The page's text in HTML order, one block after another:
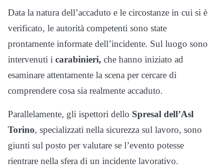
Data la natura dell’accaduto e le circostanze in cui si è
verificato, le autorità competenti sono state
prontamente informate dell’incidente. Sul luogo sono
intervenuti i carabinieri, che hanno iniziato ad
esaminare attentamente la scena per cercare di
comprendere cosa sia realmente accaduto.
Parallelamente, gli ispettori dello Spresal dell’Asl
Torino, specializzati nella sicurezza sul lavoro, sono
giunti sul posto per valutare se l’evento potesse
rientrare nella sfera di un incidente lavorativo.